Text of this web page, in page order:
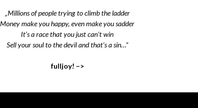
„Millions of people trying to climb the ladder
Money make you happy, even make you sadder
It’s a race that you just can’t win
Sell your soul to the devil and that’s a sin…“
fulljoy! –>